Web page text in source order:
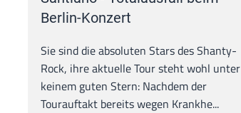
Berlin-Konzert
Sie sind die absoluten Stars des Shanty-
Rock, ihre aktuelle Tour steht wohl unter
keinem guten Stern: Nachdem der
Tourauftakt bereits wegen Krankhe...